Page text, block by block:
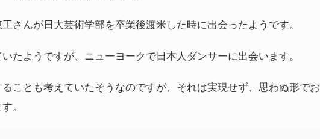
さんが日大芸術学部を卒業後渡米した時に出会ったようです。
たようですが、ニューヨークで日本人ダンサーに出会います。
ことも考えていたそうなのですが、それは実現せず、思わぬ形でお
。